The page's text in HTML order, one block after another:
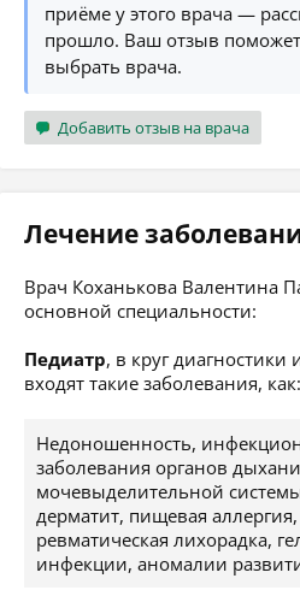
приёме у этого врача —
прошло. Ваш отзыв
выбрать врача.
Добавить отзыв на врача
Лечение
Врач Коханькова Валентина
основной специальности:
Педиатр, в круг диагностики
входят такие заболевания, как:
Недоношенность,
заболевания органов
мочевыделительной
дерматит, пищевая аллергия,
ревматическая лихорадка,
инфекции, аномалии